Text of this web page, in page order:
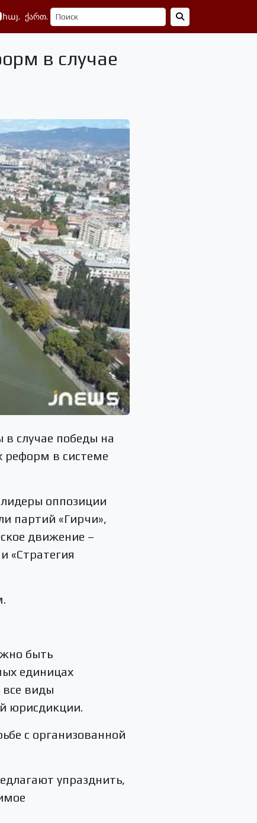
հայ. ქართ.
в случае
случае победы на
реформ в системе
оппозиции
партий «Гирчи»,
движение –
«Стратегия
быть
единицах
все виды
юрисдикции.
с организованной
упразднить,